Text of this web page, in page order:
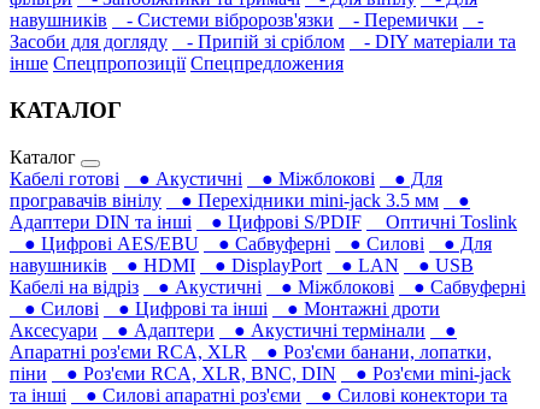
навушників‎
- Системи вібророзв'язки - Перемички
-
Засоби для догляду
- Припій зі сріблом
- DIY матеріали та
інше Спецпропозиції Спецпредложения
КАТАЛОГ
Каталог
Кабелі готові
● Акустичні ● Міжблокові
● Для
програвачів вінілу
● Перехідники mini-jack 3.5 мм
●
Адаптери DIN та інші
● Цифрові S/PDIF
Оптичні Toslink
● Цифрові AES/EBU
● Сабвуферні ● Силові
● Для
навушників‎
● HDMI ● DisplayPort ● LAN
● USB
Кабелі на відріз
● Акустичні ● Міжблокові
● Сабвуферні
● Силові
● Цифрові та інші
● Монтажні дроти
Аксесуари
● Адаптери ● Акустичні термінали
●
Апаратні роз'єми RCA, XLR
● Роз'єми банани, лопатки,
піни
● Роз'єми RCA, XLR, BNC, DIN
● Роз'єми mini-jack
та інші
● Силові апаратні роз'єми
● Силові конектори та